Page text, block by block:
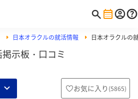
日本オラクルの就活情報 日本オラクルの
示板・口コミ
お気に入り (5865)